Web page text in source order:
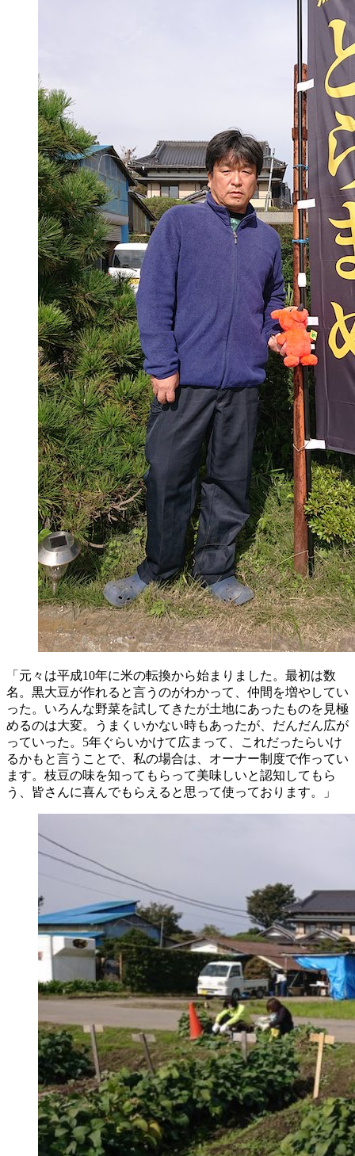
「元々は平成10年に米の転換から始まりました。最初は数
名。黒大豆が作れると言うのがわかって、仲間を増やしてい
った。いろんな野菜を試してきたが土地にあったものを見極
めるのは大変。うまくいかない時もあったが、だんだん広が
っていった。5年ぐらいかけて広まって、これだったらいけ
るかもと言うことで、私の場合は、オーナー制度で作ってい
ます。枝豆の味を知ってもらって美味しいと認知してもら
う、皆さんに喜んでもらえると思って使っております。」